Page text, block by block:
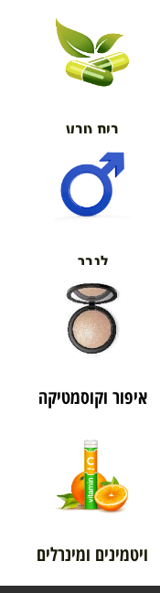
בית טבע
לגבר
איפור וקוסמטיקה
ויטמינים ומינרלים